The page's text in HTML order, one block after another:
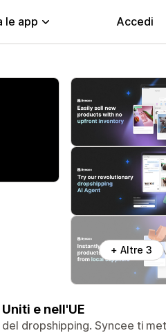
le app Accedi
+ Altre 3
e nell'UE
dropshipping. Syncee ti